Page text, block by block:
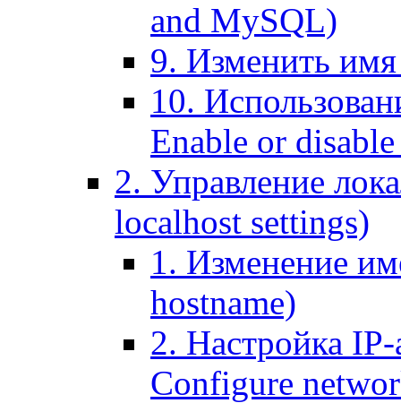
and MySQL)
9. Изменить имя
10.
Enable or
2. Управление
localhost settings)
1. Изменение
hostname)
2. Настройка IP-
Configure